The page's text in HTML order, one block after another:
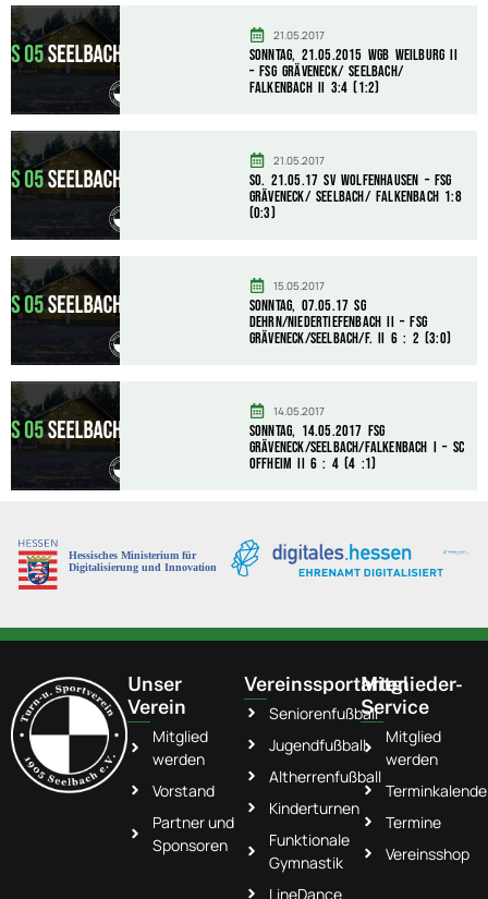
21.05.2017
Sonntag, 21.05.2015 WGB Weilburg II
– FSG Gräveneck/ Seelbach/
Falkenbach II 3:4 (1:2)
21.05.2017
So. 21.05.17 SV Wolfenhausen – FSG
Gräveneck/ Seelbach/ Falkenbach 1:8
(0:3)
15.05.2017
Sonntag, 07.05.17 SG
Dehrn/Niedertiefenbach II – FSG
Gräveneck/Seelbach/F. II 6 : 2 (3:0)
14.05.2017
Sonntag, 14.05.2017 FSG
Gräveneck/Seelbach/Falkenbach I – SC
Offheim II 6 : 4 (4 :1)
Unser
Verein
Mitglied
werden
Vorstand
Partner und
Sponsoren
Vereinssportarten
Seniorenfußball
Jugendfußball
Altherrenfußball
Kinderturnen
Funktionale
Gymnastik
LineDance
Mitglieder-
Service
Mitglied
werden
Termine
Vereinsshop